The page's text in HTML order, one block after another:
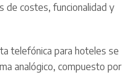
de costes, funcionalidad y
telefónica para hoteles se
analógico, compuesto por